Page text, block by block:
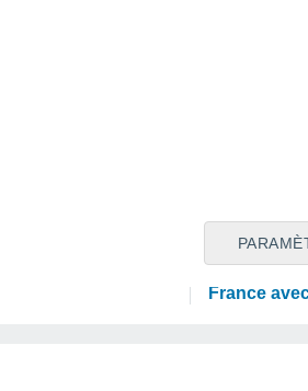
Canicule :
France